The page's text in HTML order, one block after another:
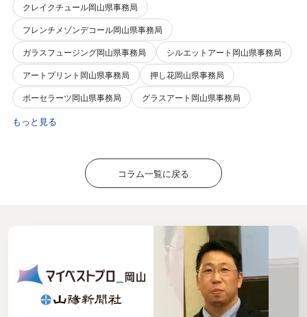
クレイクチュール岡山県事務局
フレンチメゾンデコール岡山県事務局
ガラスフュージング岡山県事務局
シルエットアート岡山県事務局
アートプリント岡山県事務局
押し花岡山県事務局
ポーセラーツ岡山県事務局
グラスアート岡山県事務局
もっと見る
コラム一覧に戻る